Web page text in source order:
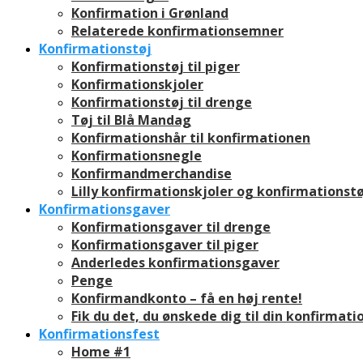
Konfirmation i Grønland
Relaterede konfirmationsemner
Konfirmationstøj
Konfirmationstøj til piger
Konfirmationskjoler
Konfirmationstøj til drenge
Tøj til Blå Mandag
Konfirmationshår til konfirmationen
Konfirmationsnegle
Konfirmandmerchandise
Lilly konfirmationskjoler og
Konfirmationsgaver
Konfirmationsgaver til drenge
Konfirmationsgaver til piger
Anderledes konfirmationsgaver
Penge
Konfirmandkonto – få en høj rente!
Fik du det, du ønskede dig til din
Konfirmationsfest
Home #1